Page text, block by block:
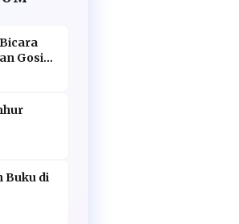
Gosip
Buku di